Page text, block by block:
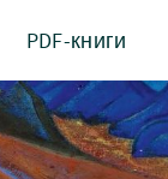
PDF-книги